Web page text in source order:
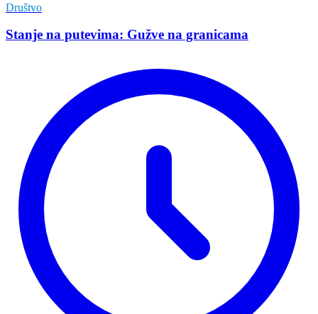
Društvo
Stanje na putevima: Gužve na granicama